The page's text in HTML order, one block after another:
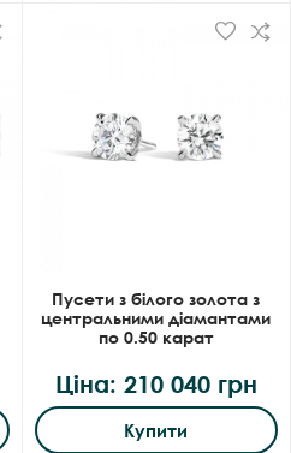
Пусети з білого золота з
центральними діамантами
по 0.50 карат
Ціна: 210 040 грн
Купити